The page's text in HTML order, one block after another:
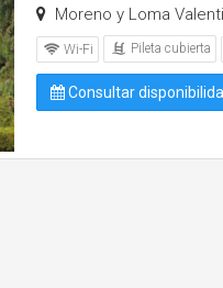
Moreno y Loma
Wi-Fi Pileta cubierta
Consultar